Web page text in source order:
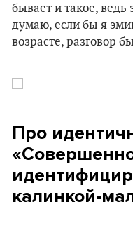
бывает и такое, ведь
думаю, если бы я
возрасте, разговор
Про
калинкой-